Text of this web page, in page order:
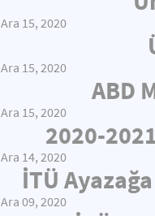
Ara 15, 2020
Ara 15, 2020
ABD
Ara 15, 2020
2020-
Ara 14, 2020
İTÜ
Ara 09, 2020